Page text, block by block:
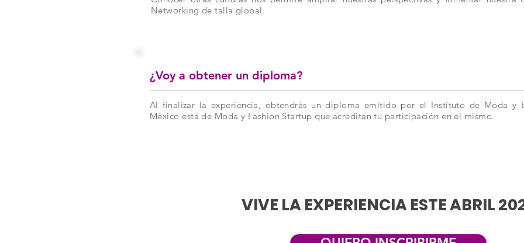
Networking de talla global.
¿Voy a obtener un diploma?
Al finalizar la experiencia, obtendrás un diploma emitido por el Instituto de Moda y
México está de Moda y Fashion Startup que acreditan tu participación en el mismo.
VIVE LA EXPERIENCIA ESTE ABRIL